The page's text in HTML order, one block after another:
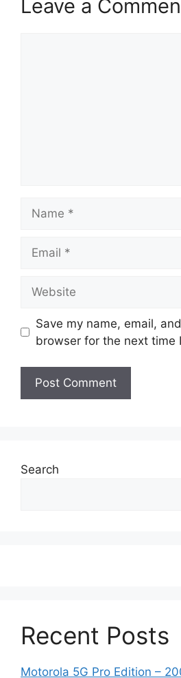
Leave a
Save my name, email,
browser for the next time
Search
Recent Posts
Motorola 5G Pro Edition –